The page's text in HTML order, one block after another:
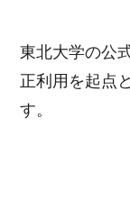
東北大学の公
正利用を起点
す。